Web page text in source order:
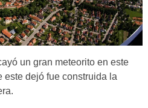
un gran meteorito en este
este dejó fue construida la